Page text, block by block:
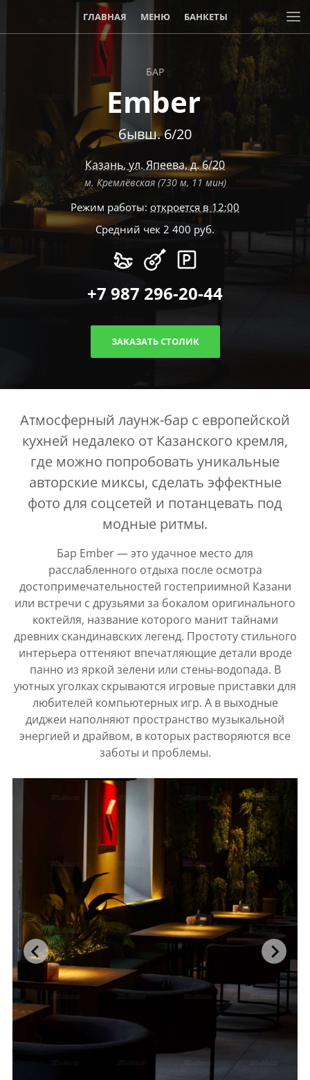
ГЛАВНАЯ МЕНЮ БАНКЕТЫ
БАР
Ember
бывш. 6/20
Казань, ул. Япеева, д. 6/20
м. Кремлёвская (730 м, 11 мин)
Режим работы: откроется в 12:00
Средний чек 2 400 руб.
+7 987 296-20-44
ЗАКАЗАТЬ СТОЛИК
Атмосферный лаунж-бар с европейской
кухней недалеко от Казанского кремля,
где можно попробовать уникальные
авторские миксы, сделать эффектные
фото для соцсетей и потанцевать под
модные ритмы.
Бар Ember — это удачное место для
расслабленного отдыха после осмотра
достопримечательностей гостеприимной Казани
или встречи с друзьями за бокалом оригинального
коктейля, название которого манит тайнами
древних скандинавских легенд. Простоту стильного
интерьера оттеняют впечатляющие детали вроде
панно из яркой зелени или стены-водопада. В
уютных уголках скрываются игровые приставки для
любителей компьютерных игр. А в выходные
диджеи наполняют пространство музыкальной
энергией и драйвом, в которых растворяются все
заботы и проблемы.